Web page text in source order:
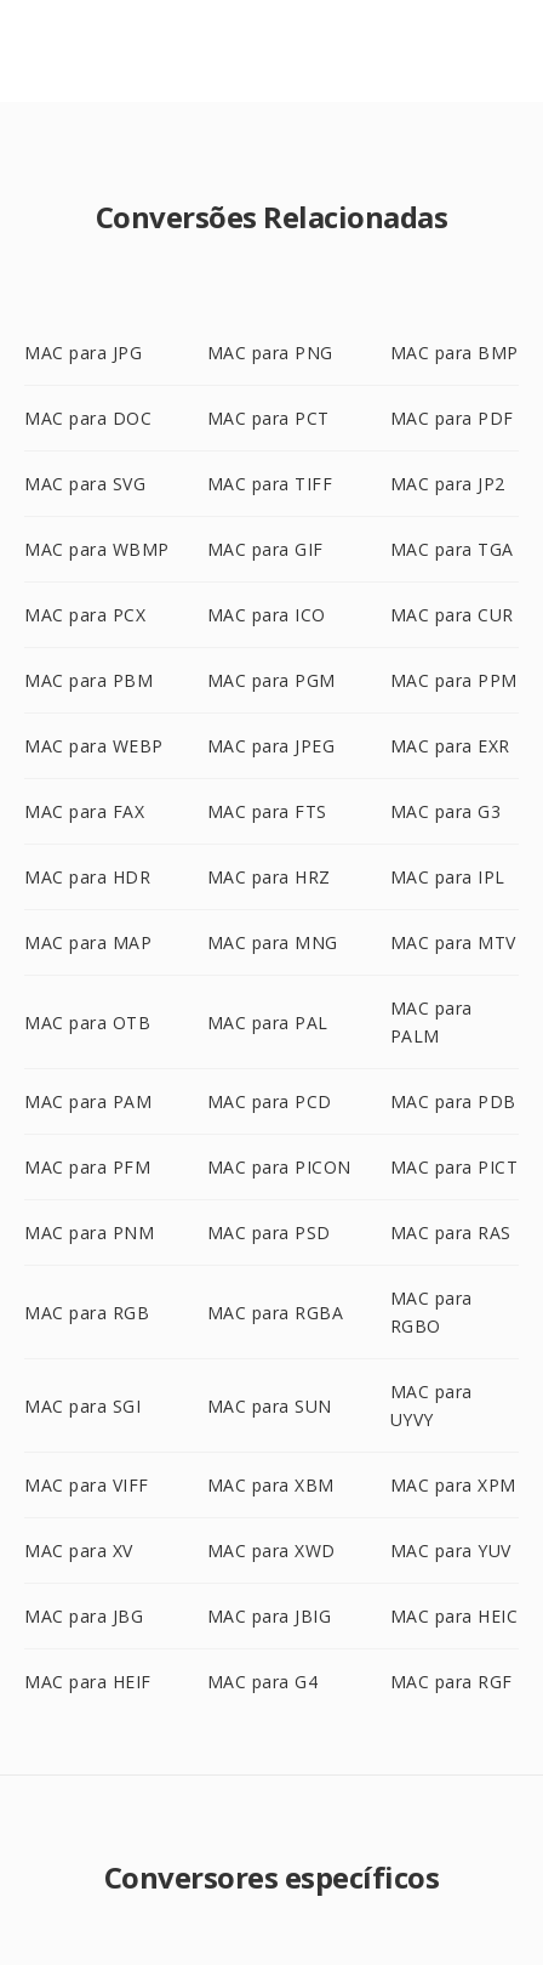
Conversões Relacionadas
MAC para JPG MAC para PNG MAC para BMP
MAC para DOC MAC para PCT MAC para PDF
MAC para SVG MAC para TIFF MAC para JP2
MAC para WBMP MAC para GIF MAC para TGA
MAC para PCX MAC para ICO MAC para CUR
MAC para PBM MAC para PGM MAC para PPM
MAC para WEBP MAC para JPEG MAC para EXR
MAC para FAX MAC para FTS MAC para G3
MAC para HDR MAC para HRZ MAC para IPL
MAC para MAP MAC para MNG MAC para MTV
MAC para OTB MAC para PAL
MAC para
PALM
MAC para PAM MAC para PCD MAC para PDB
MAC para PFM MAC para PICON MAC para PICT
MAC para PNM MAC para PSD MAC para RAS
MAC para RGB MAC para RGBA
MAC para
RGBO
MAC para SGI MAC para SUN
MAC para
UYVY
MAC para VIFF MAC para XBM MAC para XPM
MAC para XV MAC para XWD MAC para YUV
MAC para JBG MAC para JBIG MAC para HEIC
MAC para HEIF MAC para G4 MAC para RGF
Conversores específicos